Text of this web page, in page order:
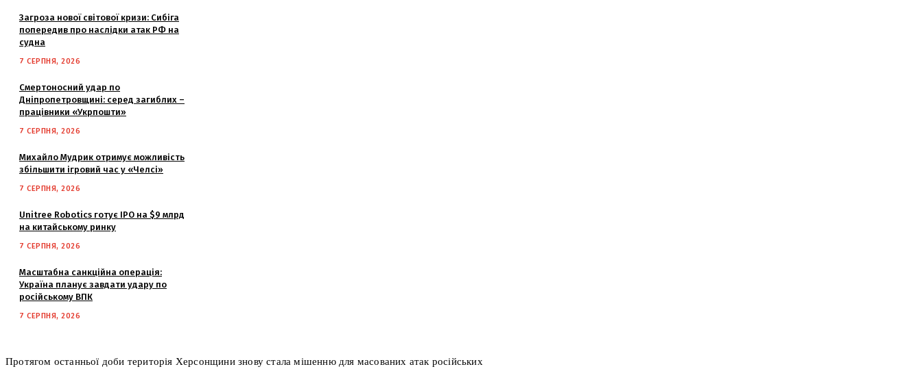
Загроза нової світової кризи: Сибіга
попередив про наслідки атак РФ на
судна
7 СЕРПНЯ, 2026
Смертоносний удар по
Дніпропетровщині: серед загиблих –
працівники «Укрпошти»
7 СЕРПНЯ, 2026
Михайло Мудрик отримує можливість
збільшити ігровий час у «Челсі»
7 СЕРПНЯ, 2026
Unitree Robotics готує IPO на $9 млрд
на китайському ринку
7 СЕРПНЯ, 2026
Масштабна санкційна операція:
Україна планує завдати удару по
російському ВПК
7 СЕРПНЯ, 2026
Протягом останньої доби територія Херсонщини знову стала мішенню для масованих атак російських